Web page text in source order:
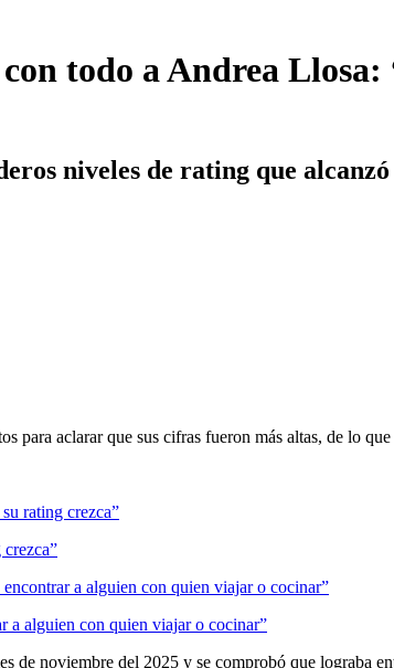
todo a Andrea
niveles de rating que
para aclarar que sus cifras fueron más altas, de lo que
a alguien con quien viajar o cocinar”
de noviembre del 2025 y se comprobó que lograba